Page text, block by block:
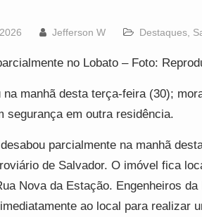
Jefferson W Destaques
no Lobato – Foto:
na manhã desta terça-feira (30);
segurança em outra residência.
parcialmente na manhã
de Salvador. O imóvel fica
Nova da Estação. Engenheiros
ao local para realizar